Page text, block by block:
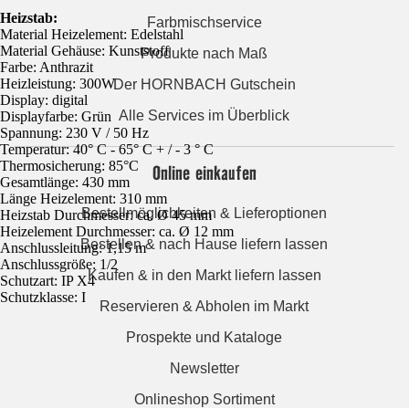
Heizstab:
Material Heizelement: Edelstahl
Material Gehäuse: Kunststoff
Farbe: Anthrazit
Heizleistung: 300W
Display: digital
Displayfarbe: Grün
Spannung: 230 V / 50 Hz
Temperatur: 40° C - 65° C + / - 3 ° C
Thermosicherung: 85°C
Gesamtlänge: 430 mm
Länge Heizelement: 310 mm
Heizstab Durchmesser: ca. Ø 45 mm
Heizelement Durchmesser: ca. Ø 12 mm
Anschlussleitung: 1,15 m
Anschlussgröße: 1/2
Schutzart: IP X4
Schutzklasse: I
Farbmischservice
Produkte nach Maß
Der HORNBACH Gutschein
Alle Services im Überblick
Online einkaufen
Bestellmöglichkeiten & Lieferoptionen
Bestellen & nach Hause liefern lassen
Kaufen & in den Markt liefern lassen
Reservieren & Abholen im Markt
Prospekte und Kataloge
Newsletter
Onlineshop Sortiment